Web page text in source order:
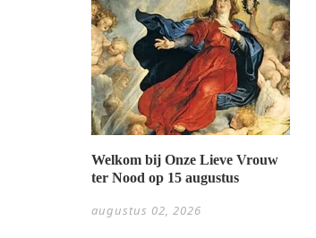
Welkom bij Onze Lieve Vrouw
ter Nood op 15 augustus
augustus 02, 2026